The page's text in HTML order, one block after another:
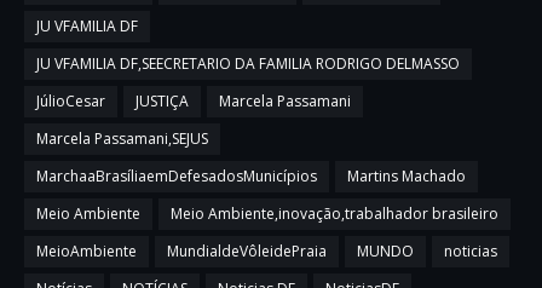
JU VFAMILIA DF
JU VFAMILIA DF,SEECRETARIO DA FAMILIA RODRIGO DELMASSO
JúlioCesar
JUSTIÇA
Marcela Passamani
Marcela Passamani,SEJUS
MarchaaBrasíliaemDefesadosMunicípios
Martins Machado
Meio Ambiente
Meio Ambiente,inovação,trabalhador brasileiro
MeioAmbiente
MundialdeVôleidePraia MUNDO
noticias